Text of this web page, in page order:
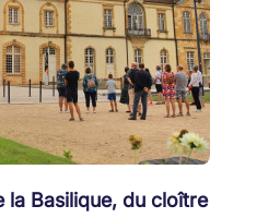
la Basilique, du cloître